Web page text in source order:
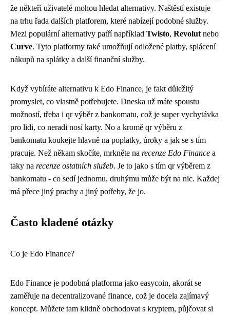
že někteří uživatelé mohou hledat alternativy. Naštěstí existuje
na trhu řada dalších platforem, které nabízejí podobné služby.
Mezi populární alternativy patří například Twisto, Revolut nebo
Curve. Tyto platformy také umožňují odložené platby, splácení
nákupů na splátky a další finanční služby.
Když vybíráte alternativu k Edo Finance, je fakt důležitý
promyslet, co vlastně potřebujete. Dneska už máte spoustu
možností, třeba i qr výběr z bankomatu, což je super vychytávka
pro lidi, co neradi nosí karty. No a kromě qr výběru z
bankomatu koukejte hlavně na poplatky, úroky a jak se s tím
pracuje. Než někam skočíte, mrkněte na recenze Edo Finance a
taky na recenze ostatních služeb. Je to jako s tím qr výběrem z
bankomatu - co sedí jednomu, druhýmu může být na nic. Každej
má přece jiný prachy a jiný potřeby, že jo.
Často kladené otázky
Co je Edo Finance?
Edo Finance je podobná platforma jako easycoin, akorát se
zaměřuje na decentralizované finance, což je docela zajímavý
koncept. Můžete tam klidně obchodovat s kryptem, půjčovat si